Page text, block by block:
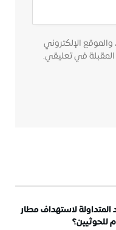
الإلكتروني
في تعليقي.
لاستهداف مطار
للحوثيين؟